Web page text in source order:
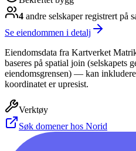
4 andre selskaperregistrert på
Se eiendommen i detalj
Eiendomsdata fra Kartverket
baseres på spatial join (selskapets
eiendomsgrensen) — kan
koordinatet er upresist.
Verktøy
Søk domener hos Norid